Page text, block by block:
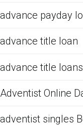
advance payday
advance title loan
advance title loans
Adventist Online
adventist singles